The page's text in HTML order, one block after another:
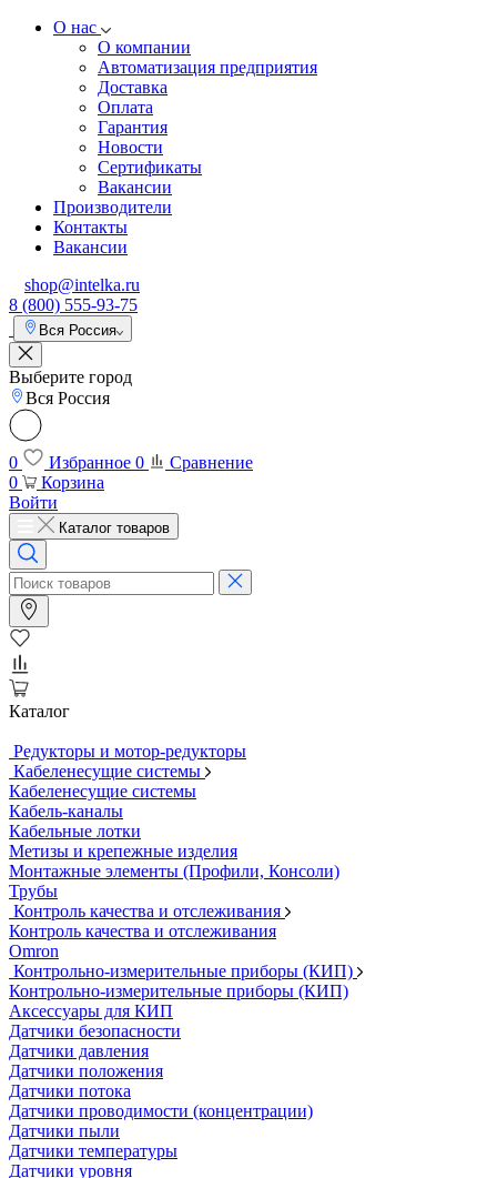
О нас
О компании
Автоматизация предприятия
Доставка
Оплата
Гарантия
Новости
Сертификаты
Вакансии
Производители
Контакты
Вакансии
shop@intelka.ru
8 (800) 555-93-75
Вся Россия
Выберите город
Вся Россия
0 Избранное 0
Сравнение
0
Корзина
Войти
Каталог товаров
Каталог
Редукторы и мотор-редукторы
Кабеленесущие системы
Кабеленесущие системы
Кабель-каналы
Кабельные лотки
Метизы и крепежные изделия
Монтажные элементы (Профили, Консоли)
Трубы
Контроль качества и отслеживания
Контроль качества и отслеживания
Omron
Контрольно-измерительные приборы (КИП)
Контрольно-измерительные приборы (КИП)
Аксессуары для КИП
Датчики безопасности
Датчики давления
Датчики положения
Датчики потока
Датчики проводимости (концентрации)
Датчики пыли
Датчики температуры
Датчики уровня